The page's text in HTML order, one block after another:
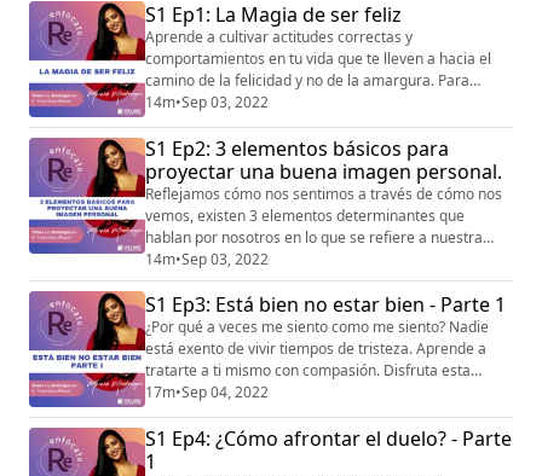
S1 Ep1: La Magia de ser feliz
Aprende a cultivar actitudes correctas y
comportamientos en tu vida que te lleven a hacia el
camino de la felicidad y no de la amargura. Para
hablar de esto invité a Carlos Posada -
@carlosposadabermudez, coach de humanización.
14m•Sep 03, 2022
S1 Ep2: 3 elementos básicos para
proyectar una buena imagen personal.
Reflejamos cómo nos sentimos a través de cómo nos
vemos, existen 3 elementos determinantes que
hablan por nosotros en lo que se refiere a nuestra
imagen personal. Para hablar de esto, invité a Yase
Castillo - @yasencastillo, apasionada del mundo de la
belleza, imagen y estilo.
14m•Sep 03, 2022
S1 Ep3: Está bien no estar bien - Parte 1
¿Por qué a veces me siento como me siento? Nadie
está exento de vivir tiempos de tristeza. Aprende a
tratarte a ti mismo con compasión. Disfruta esta
conversación con Marcella Fattore - @marcellafattore,
ella es terapeuta familiar y tiene mucho para
enseñarte, en este que es un espacio seguro para ti.
17m•Sep 04, 2022
S1 Ep4: ¿Cómo afrontar el duelo? - Parte
1